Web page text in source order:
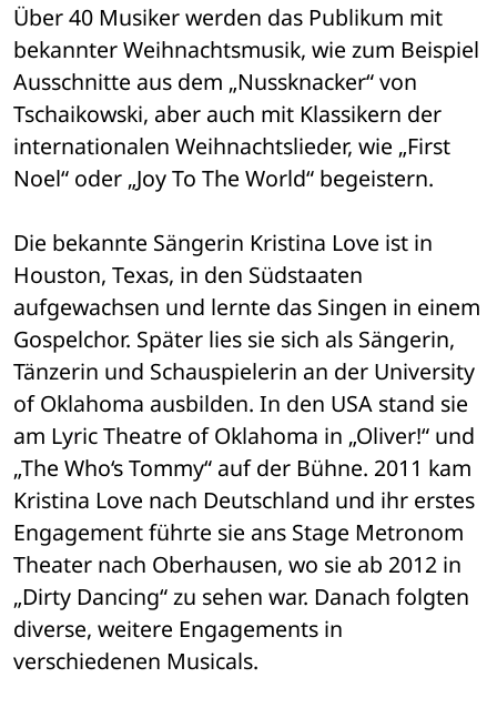
Über 40 Musiker werden das Publikum mit
bekannter Weihnachtsmusik, wie zum Beispiel
Ausschnitte aus dem „Nussknacker“ von
Tschaikowski, aber auch mit Klassikern der
internationalen Weihnachtslieder, wie „First
Noel“ oder „Joy To The World“ begeistern.
Die bekannte Sängerin Kristina Love ist in
Houston, Texas, in den Südstaaten
aufgewachsen und lernte das Singen in einem
Gospelchor. Später lies sie sich als Sängerin,
Tänzerin und Schauspielerin an der University
of Oklahoma ausbilden. In den USA stand sie
am Lyric Theatre of Oklahoma in „Oliver!“ und
„The Who‘s Tommy“ auf der Bühne. 2011 kam
Kristina Love nach Deutschland und ihr erstes
Engagement führte sie ans Stage Metronom
Theater nach Oberhausen, wo sie ab 2012 in
„Dirty Dancing“ zu sehen war. Danach folgten
diverse, weitere Engagements in
verschiedenen Musicals.